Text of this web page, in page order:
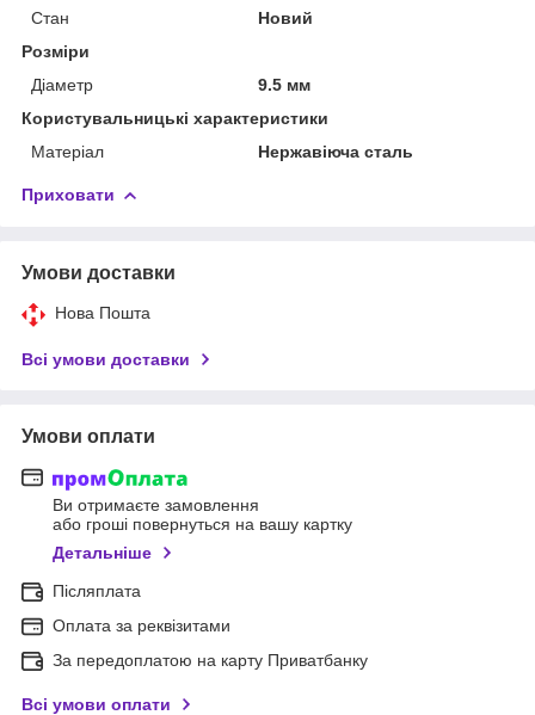
Стан
Новий
Розміри
Діаметр
9.5 мм
Користувальницькі характеристики
Матеріал
Нержавіюча сталь
Приховати
Умови доставки
Нова Пошта
Всі умови доставки
Умови оплати
Ви отримаєте замовлення
або гроші повернуться на вашу картку
Детальніше
Післяплата
Оплата за реквізитами
За передоплатою на карту Приватбанку
Всі умови оплати